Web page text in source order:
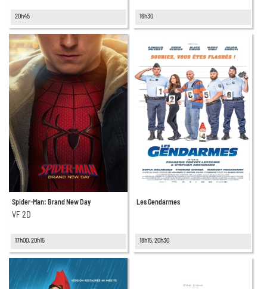
20h45 16h30
Spider-Man: Brand New Day
VF 2D
17h00, 20h15
Les Gendarmes
18h15, 20h30